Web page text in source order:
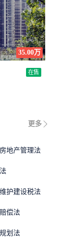
35.00万
在售
更多
地产管理法
护建设税法
偿法
划法